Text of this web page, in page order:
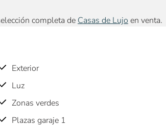
completa de Casas de Lujo en venta.
Exterior
Luz
Zonas verdes
Plazas garaje 1